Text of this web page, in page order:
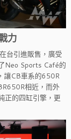
力
台引進販售，廣受
Neo Sports Café的
讓CB車系的650R
相近，而外
正的四缸引擎，更